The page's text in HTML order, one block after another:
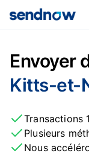
Envoyer
Kitts-et-
Transactions
Plusieurs
Nous